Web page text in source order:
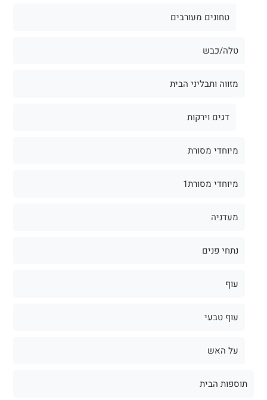
טחונים מעורבים
טלה/כבש
מזווה ותבליני הבית
דגים וירקות
מיוחדי מסורת
מיוחדי מסורת1
מעדניה
נתחי פנים
עוף
עוף טבעי
על האש
תוספות הבית